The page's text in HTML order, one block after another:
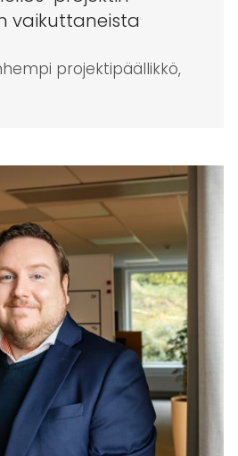
vaikuttaneista
projektipäällikkö,